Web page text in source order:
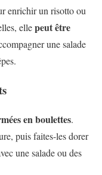
enrichir un risotto ou
ellepeut être
une salade
en boulettes.
puis faites-les dorer
une salade ou des